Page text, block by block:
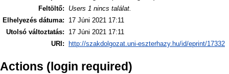
Feltöltő:
Users 1 nincs találat.
Elhelyezés dátuma:
17 Júni 2021 17:11
Utolsó változtatás:
17 Júni 2021 17:11
URI:
http://szakdolgozat.uni-eszterhazy.hu/id/eprint/17332
Actions (login required)